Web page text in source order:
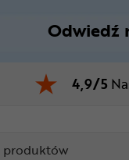
Odwiedź
4,9/5